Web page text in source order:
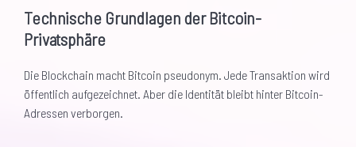
Technische Grundlagen der Bitcoin-
Privatsphäre
Die Blockchain macht Bitcoin pseudonym. Jede Transaktion wird
öffentlich aufgezeichnet. Aber die Identität bleibt hinter Bitcoin-
Adressen verborgen.